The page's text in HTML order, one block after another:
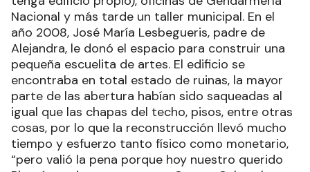
Nacional y más tarde un taller municipal. En el
año 2008, José María Lesbegueris, padre de
Alejandra, le donó el espacio para construir una
pequeña escuelita de artes. El edificio se
encontraba en total estado de ruinas, la mayor
parte de las abertura habían sido saqueadas al
igual que las chapas del techo, pisos, entre otras
cosas, por lo que la reconstrucción llevó mucho
tiempo y esfuerzo tanto físico como monetario,
“pero valió la pena porque hoy nuestro querido